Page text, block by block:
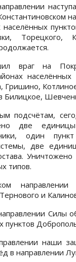
враг на
Гришино,
Билицкое,
подсчётам,
две
один
две
типов.
и
Силы
пунктов
наши
в направлении